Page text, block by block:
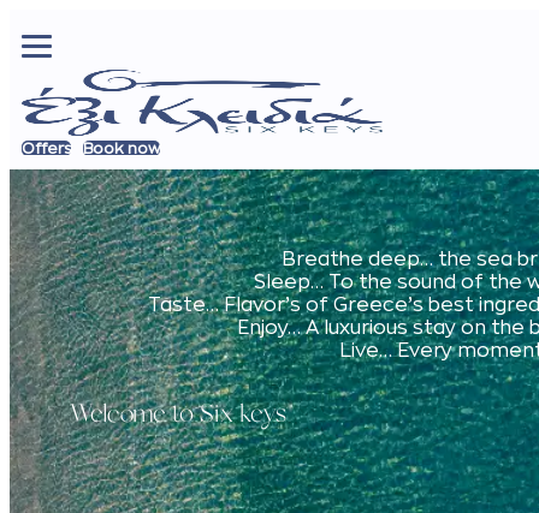
Offers Book now
Breathe deep… the sea
Sleep… To the sound of the
Taste… Flavor’s of Greece’s best
Enjoy… A luxurious stay on the
Live… Every
Welcome to Six keys